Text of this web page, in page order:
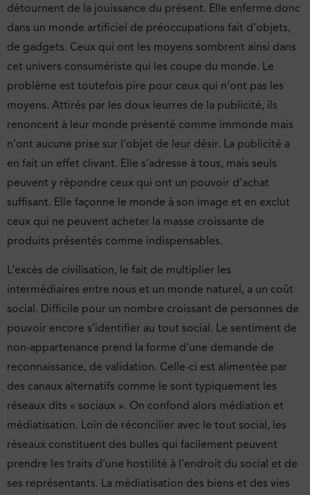
détournent de la jouissance du présent. Elle enferme donc
dans un monde artificiel de préoccupations fait d’objets,
de gadgets. Ceux qui ont les moyens sombrent ainsi dans
cet univers consumériste qui les coupe du monde. Le
problème est toutefois pire pour ceux qui n’ont pas les
moyens. Attirés par les doux leurres de la publicité, ils
renoncent à leur monde présenté comme immonde mais
n’ont aucune prise sur l’objet de leur désir. La publicité a
en fait un effet clivant. Elle s’adresse à tous, mais seuls
peuvent y répondre ceux qui ont un pouvoir d’achat
suffisant. Elle façonne le monde à son image et en exclut
ceux qui ne peuvent acheter la masse croissante de
produits présentés comme indispensables.
L’excès de civilisation, le fait de multiplier les
intermédiaires entre nous et un monde naturel, a un coût
social. Difficile pour un nombre croissant de personnes de
pouvoir encore s’identifier au tout social. Le sentiment de
non-appartenance prend la forme d’une demande de
reconnaissance, de validation. Celle-ci est alimentée par
des canaux alternatifs comme le sont typiquement les
réseaux dits « sociaux ». On confond alors médiation et
médiatisation. Loin de réconcilier avec le tout social, les
réseaux constituent des bulles qui facilement peuvent
prendre les traits d’une hostilité à l’endroit du social et de
ses représentants. La médiatisation des biens et des vies